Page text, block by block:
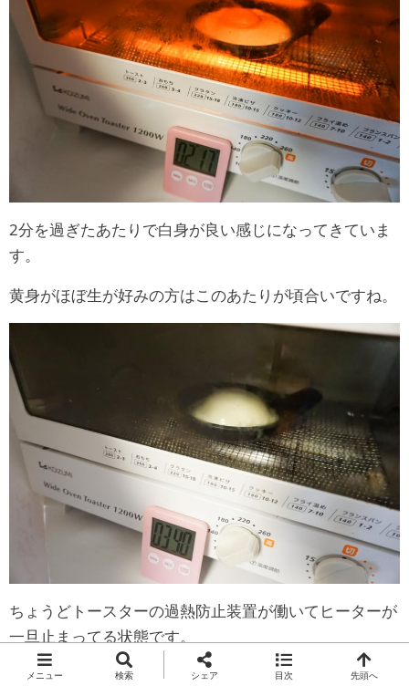
2分を過ぎたあたりで白身が良い感じになってきていま
す。
黄身がほぼ生が好みの方はこのあたりが頃合いですね。
ちょうどトースターの過熱防止装置が働いてヒーターが
一旦止まってる状態です。
トースターの中の温度は十分に熱くなってるので大丈夫
メニュー 検索 シェア 目次 先頭へ